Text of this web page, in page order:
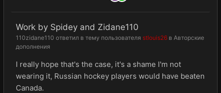
Work by Spidey and Zidane110
110zidane110 ответил в тему пользователя stlouis26 в Авторские
дополнения
I really hope that's the case, it's a shame I'm not
wearing it, Russian hockey players would have beaten
Canada.